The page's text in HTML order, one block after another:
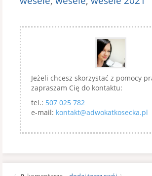
Jeżeli chcesz skorzystać z pomocy
zapraszam Cię do kontaktu:
tel.: 507 025 782
e-mail: kontakt@adwokatkosecka.pl